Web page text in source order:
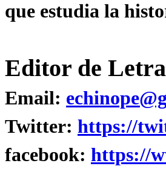
que estudia la
Editor de
Email:
Twitter: https://
facebook: https://